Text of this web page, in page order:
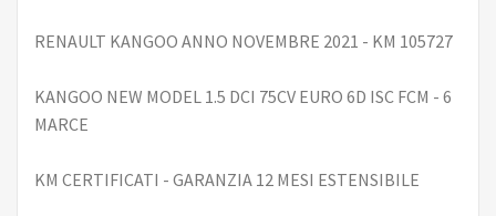
RENAULT KANGOO ANNO NOVEMBRE 2021 - KM 105727
KANGOO NEW MODEL 1.5 DCI 75CV EURO 6D ISC FCM - 6
MARCE
KM CERTIFICATI - GARANZIA 12 MESI ESTENSIBILE